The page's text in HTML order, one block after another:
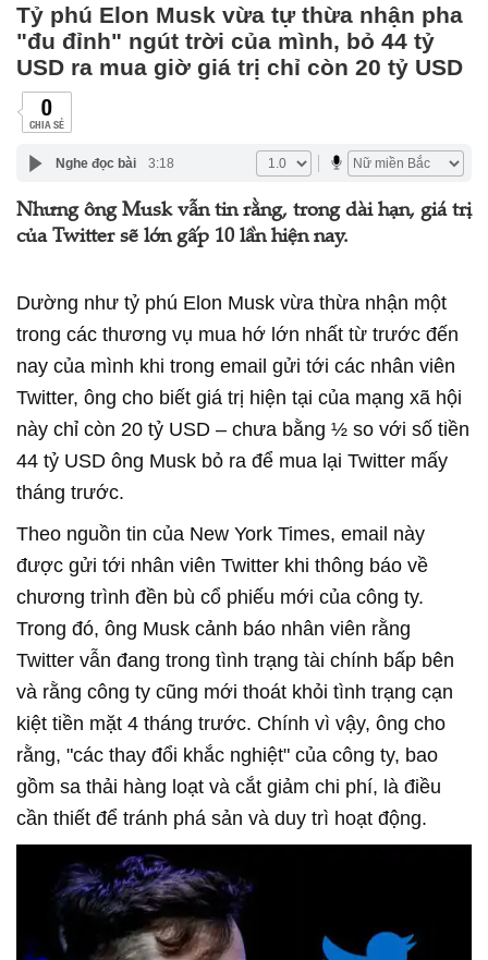
Tỷ phú Elon Musk vừa tự thừa nhận pha
"đu đỉnh" ngút trời của mình, bỏ 44 tỷ
USD ra mua giờ giá trị chỉ còn 20 tỷ USD
0
CHIA SẺ
Nghe đọc bài 3:18
Nhưng ông Musk vẫn tin rằng, trong dài hạn, giá trị
của Twitter sẽ lớn gấp 10 lần hiện nay.
Dường như tỷ phú Elon Musk vừa thừa nhận một
trong các thương vụ mua hớ lớn nhất từ trước đến
nay của mình khi trong email gửi tới các nhân viên
Twitter, ông cho biết giá trị hiện tại của mạng xã hội
này chỉ còn 20 tỷ USD – chưa bằng ½ so với số tiền
44 tỷ USD ông Musk bỏ ra để mua lại Twitter mấy
tháng trước.
Theo nguồn tin của New York Times, email này
được gửi tới nhân viên Twitter khi thông báo về
chương trình đền bù cổ phiếu mới của công ty.
Trong đó, ông Musk cảnh báo nhân viên rằng
Twitter vẫn đang trong tình trạng tài chính bấp bên
và rằng công ty cũng mới thoát khỏi tình trạng cạn
kiệt tiền mặt 4 tháng trước. Chính vì vậy, ông cho
rằng, "các thay đổi khắc nghiệt" của công ty, bao
gồm sa thải hàng loạt và cắt giảm chi phí, là điều
cần thiết để tránh phá sản và duy trì hoạt động.